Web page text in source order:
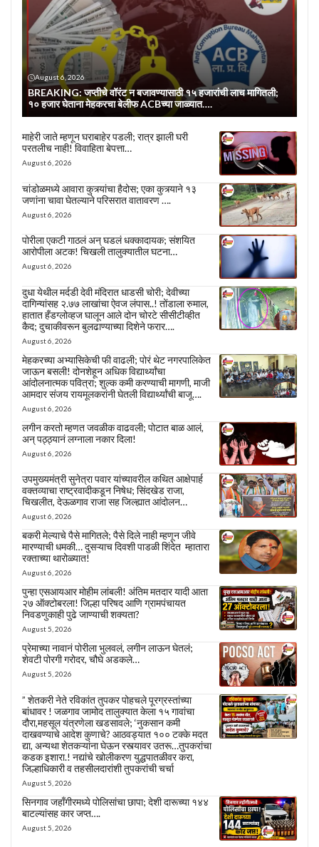
August 6, 2026
BREAKING: जप्तीचे वॉरंट न बजावण्यासाठी १५ हजारांची लाच मागितली;
१० हजार घेताना मेहकरचा बेलीफ ACBच्या जाळ्यात….
माहेरी जाते म्हणून घराबाहेर पडली; रात्र झाली घरी
परतलीच नाही! विवाहिता बेपत्ता…
August 6, 2026
चांडोळमध्ये आवारा कुत्र्यांचा हैदोस; एका कुत्र्याने १३
जणांना चावा घेतल्याने परिसरात वातावरण ….
August 6, 2026
पोरीला एकटी गाठलं अन् घडलं धक्कादायक; संशयित
आरोपीला अटक! चिखली तालुक्यातील घटना…
August 6, 2026
दुधा येथील मर्दडी देवी मंदिरात धाडसी चोरी; देवीच्या
दागिन्यांसह २.७७ लाखांचा ऐवज लंपास..! तोंडाला रुमाल,
हातात हँडग्लोव्हज घालून आले दोन चोरटे सीसीटीव्हीत
कैद; दुचाकीवरून बुलढाण्याच्या दिशेने फरार….
August 6, 2026
मेहकरच्या अभ्यासिकेची फी वाढली; पोरं थेट नगरपालिकेत
जाऊन बसली! दोनशेहून अधिक विद्यार्थ्यांचा
आंदोलनात्मक पवित्रा; शुल्क कमी करण्याची मागणी, माजी
आमदार संजय रायमूलकरांनी घेतली विद्यार्थ्यांची बाजू….
August 6, 2026
लगीन करतो म्हणत जवळीक वाढवली; पोटात बाळ आलं,
अन् पठ्ठ्यानं लग्नाला नकार दिला!
August 6, 2026
उपमुख्यमंत्री सुनेत्रा पवार यांच्यावरील कथित आक्षेपार्ह
वक्तव्याचा राष्ट्रवादीकडून निषेध; सिंदखेड राजा,
चिखलीत, देऊळगाव राजा सह जिल्ह्यात आंदोलन…
August 6, 2026
बकरी मेल्याचे पैसे मागितले; पैसे दिले नाही म्हणून जीवे
मारण्याची धमकी… दुसऱ्याच दिवशी पाडळी शिंदेत म्हातारा
रक्ताच्या थारोळ्यात!
August 6, 2026
पुन्हा एसआयआर मोहीम लांबली! अंतिम मतदार यादी आता
२७ ऑक्टोबरला! जिल्हा परिषद आणि ग्रामपंचायत
निवडणुकाही पुढे जाण्याची शक्यता?
August 5, 2026
प्रेमाच्या नावानं पोरीला भुलवलं, लगीन लाऊन घेतलं;
शेवटी पोरगी गरोदर, चौघे अडकले…
August 5, 2026
” शेतकरी नेते रविकांत तुपकर पोहचले पूरग्रस्तांच्या
बांधावर ! जळगाव जामोद तालुक्यात केला १५ गावांचा
दौरा,महसूल यंत्रणेला खडसावले; ‘नुकसान कमी
दाखवण्याचे आदेश कुणाचे? आठवड्यात १०० टक्के मदत
द्या, अन्यथा शेतकऱ्यांना घेऊन रस्त्यावर उतरू…तुपकरांचा
कडक इशारा.! नद्यांचे खोलीकरण युद्धपातळीवर करा,
जिल्हाधिकारी व तहसीलदारांशी तुपकरांची चर्चा
August 5, 2026
सिनगाव जहाँगीरमध्ये पोलिसांचा छापा; देशी दारूच्या १४४
बाटल्यांसह कार जप्त….
August 5, 2026